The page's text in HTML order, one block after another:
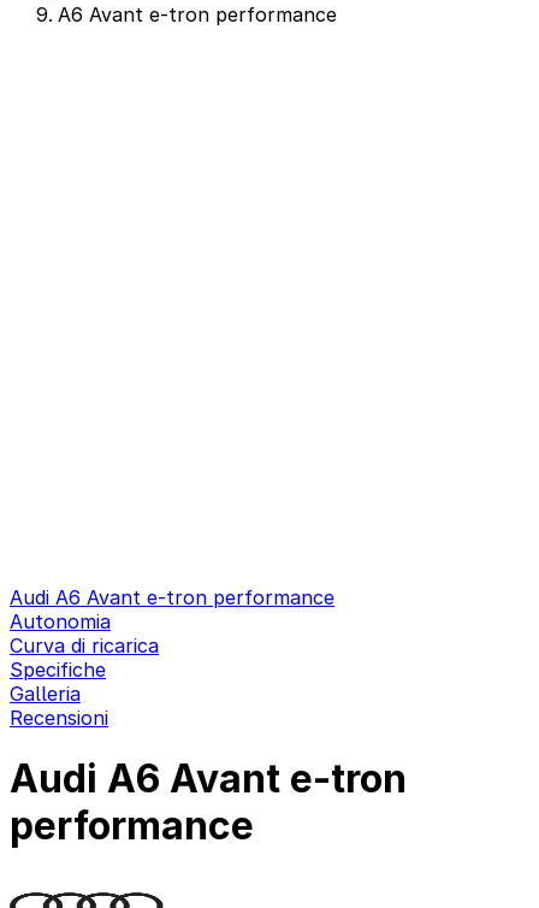
A6 Avant e-tron performance
Audi A6 Avant e-tron performance
Autonomia
Curva di ricarica
Specifiche
Galleria
Recensioni
Audi A6 Avant e-tron
performance